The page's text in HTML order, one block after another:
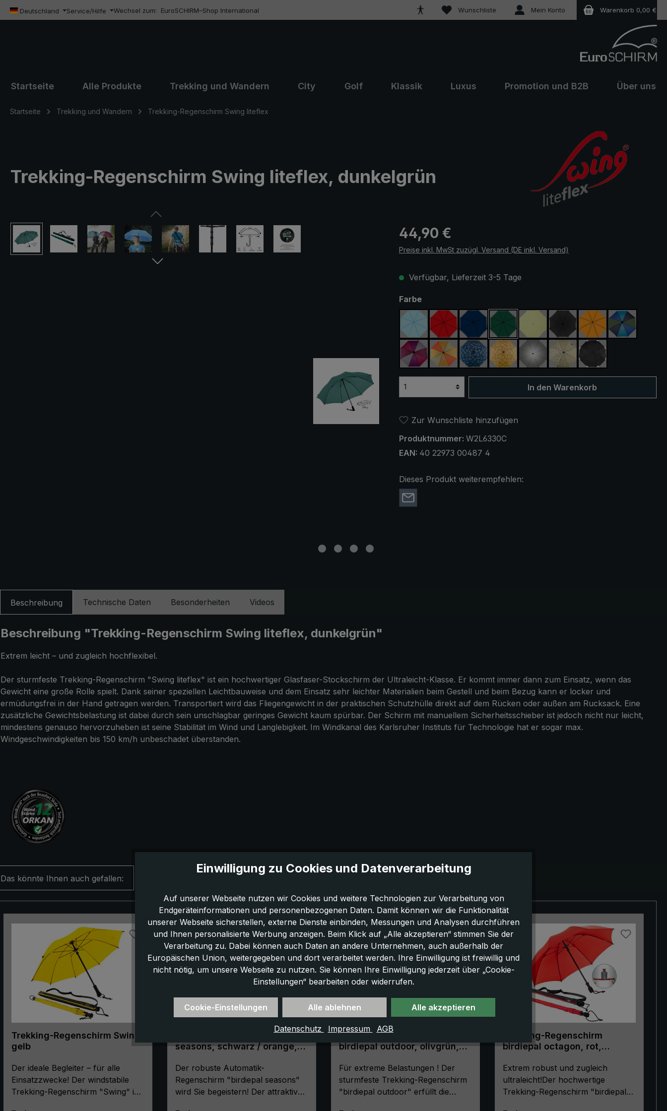
Hauptinhalt springen
Zur Suche springen
Zur Hauptnavigation springen
Deutschland Service/Hilfe Wechsel zum: EuroSCHIRM–Shop International Wunschliste Du hast 0 Produkte auf dem Merkzettel
Mein Konto Warenkorb 0,00 €
Startseite Alle Produkte Trekking und Wandern City Golf Klassik Luxus Promotion und B2B Über uns
Startseite Trekking und Wandern Trekking-Regenschirm Swing liteflex
Trekking-Regenschirm Swing liteflex, dunkelgrün
Bildergalerie überspringen Regulärer Preis:
44,90 €
Preise inkl. MwSt zuzügl. Versand (DE inkl. Versand)
Verfügbar, Lieferzeit 3-5 Tage
Farbeauswählen
hellblau rot marineblaudunkelgrünhellgrün schwarzorange blau / grün
lila / rot / grauorange / gelbblau / grün kariert
gelb / orange kariert
silber, UV-Schutz 50+
camouflageschwarz, mit
In den Warenkorb
Zur Wunschliste hinzufügen
Produktnummer: W2L6330C
EAN: 40 22973 00487 4
Dieses Produkt weiterempfehlen:
Beschreibung Technische Daten Besonderheiten Videos
Beschreibung "Trekking-Regenschirm Swing liteflex, dunkelgrün"
Extrem leicht – und zugleich hochflexibel.
Der sturmfeste Trekking-Regenschirm "Swing liteflex" ist ein hochwertiger Glasfaser-Stockschirm der Ultraleicht-Klasse. Er kommt immer dann zum Einsatz, wenn das
Gewicht eine große Rolle spielt. Dank seiner speziellen Leichtbauweise und dem Einsatz sehr leichter Materialien beim Gestell und beim Bezug kann er locker und
ermüdungsfrei in der Hand getragen werden. Transportiert wird das Fliegengewicht in der praktischen Schutzhülle direkt auf dem Rücken oder außen am Rucksack. Eine
zusätzliche Gewichtsbelastung ist dabei durch sein unschlagbar geringes Gewicht kaum spürbar. Der Schirm mit manuellem Sicherheitsschieber ist jedoch nicht nur leicht,
mindestens genauso hervorzuheben ist seine Stabilität im Wind und Langlebigkeit. Im Windkanal des Karlsruher Instituts für Technologie hat er sogar max.
Windgeschwindigkeiten bis 150 km/h unbeschadet überstanden.
Das könnte Ihnen auch gefallen:
Trekking-Regenschirm Swing,
gelb
Der ideale Begleiter – für alle
Einsatzzwecke! Der windstabile
Trekking-Regenschirm "Swing" ist
City-Regenschirm birdiepal
seasons, schwarz / orange,
Lichtschutzfaktor 50+
Der robuste Automatik-
Regenschirm "birdiepal seasons"
wird Sie begeistern! Der attraktive
Trekking-Regenschirm
birdiepal outdoor, olivgrün,
sturmsicher
Für extreme Belastungen ! Der
sturmfeste Trekking-Regenschirm
"birdiepal outdoor" erfüllt die
Trekking-Regenschirm
birdiepal octagon, rot,
leicht
Extrem robust und zugleich
ultraleicht!Der hochwertige
Trekking-Regenschirm "birdiepal
Einwilligung zu Cookies und Datenverarbeitung
Auf unserer Webseite nutzen wir Cookies und weitere Technologien zur Verarbeitung von
Endgeräteinformationen und personenbezogenen Daten. Damit können wir die Funktionalität
unserer Webseite sicherstellen, externe Dienste einbinden, Messungen und Analysen durchführen
und Ihnen personalisierte Werbung anzeigen. Beim Klick auf „Alle akzeptieren“ stimmen Sie der
Verarbeitung zu. Dabei können auch Daten an andere Unternehmen, auch außerhalb der
Europäischen Union, weitergegeben und dort verarbeitet werden. Ihre Einwilligung ist freiwillig und
nicht nötig, um unsere Webseite zu nutzen. Sie können Ihre Einwilligung jederzeit über „Cookie-
Einstellungen“ bearbeiten oder widerrufen.
Cookie-Einstellungen Alle ablehnen Alle akzeptieren
Datenschutz Impressum AGB